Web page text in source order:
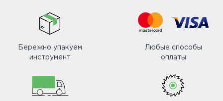
Бережно упакуем
инструмент
Любые способы
оплаты